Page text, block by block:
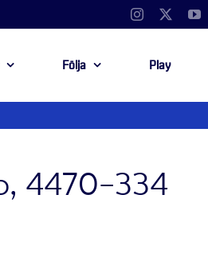
Instagram
Följa Play
4470-334